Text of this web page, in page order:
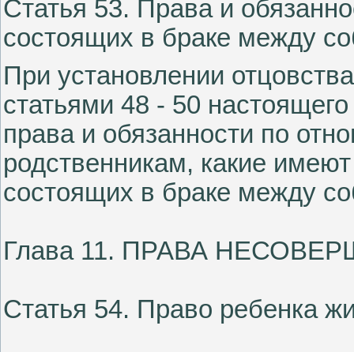
Статья 53. Права и
состоящих в браке между
При установлении
статьями 48 - 50
права и обязанности по
родственникам, какие
состоящих в браке между
Глава 11. ПРАВА
Статья 54. Право ребенка